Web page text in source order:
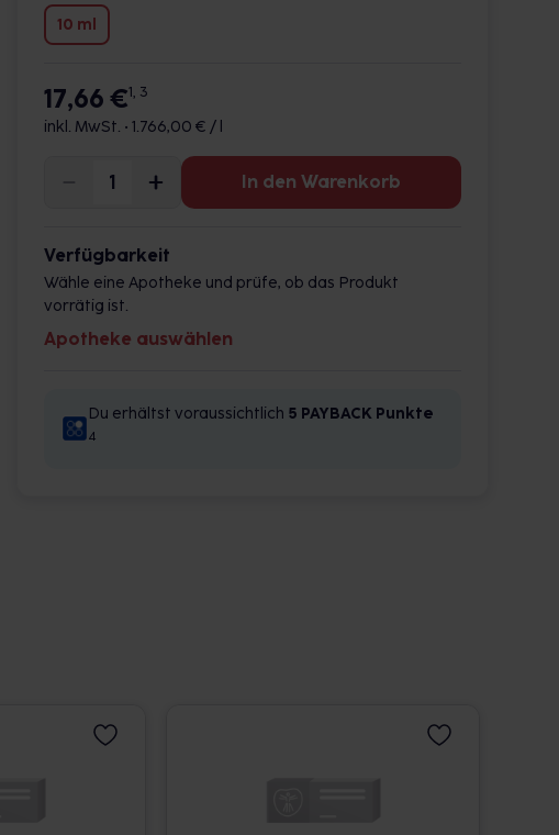
10 ml
17,66 €1, 3
inkl. MwSt. • 1.766,00 € / l
In den Warenkorb
Verfügbarkeit
Wähle eine Apotheke und prüfe, ob das Produkt
vorrätig ist.
Apotheke auswählen
Du erhältst voraussichtlich 5 PAYBACK Punkte
4